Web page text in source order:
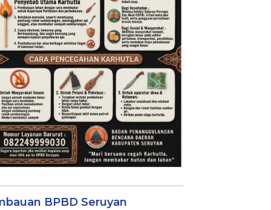
BPBD Seruyan